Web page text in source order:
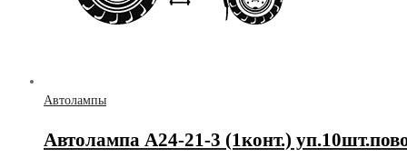
Автолампы
Автолампа А24-21-3 (1конт.)